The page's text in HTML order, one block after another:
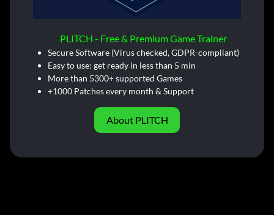
PLITCH - Free & Premium Game Trainer
Secure Software (Virus checked, GDPR-compliant)
Easy to use: get ready in less than 5 min
More than 5300+ supported Games
+1000 Patches every month & Support
About PLITCH